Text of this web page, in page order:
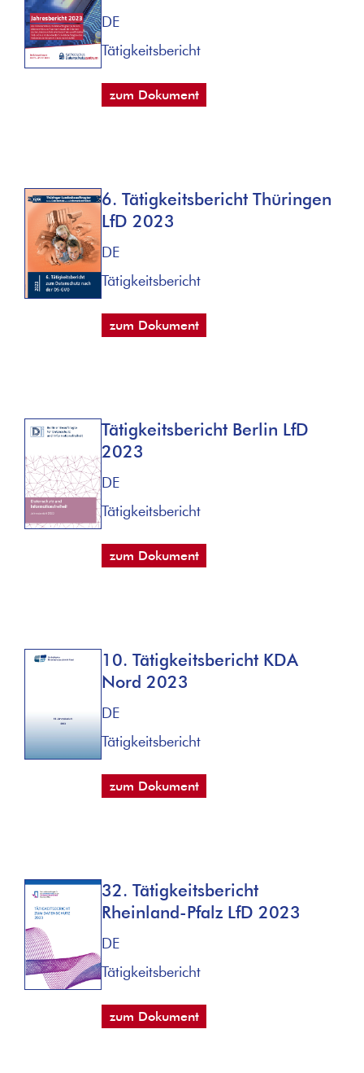
DE
Tätigkeitsbericht
zum Dokument
6. Tätigkeitsbericht Thüringen
LfD 2023
DE
Tätigkeitsbericht
zum Dokument
Tätigkeitsbericht Berlin LfD
2023
DE
Tätigkeitsbericht
zum Dokument
10. Tätigkeitsbericht KDA
Nord 2023
DE
Tätigkeitsbericht
zum Dokument
32. Tätigkeitsbericht
Rheinland-Pfalz LfD 2023
DE
Tätigkeitsbericht
zum Dokument